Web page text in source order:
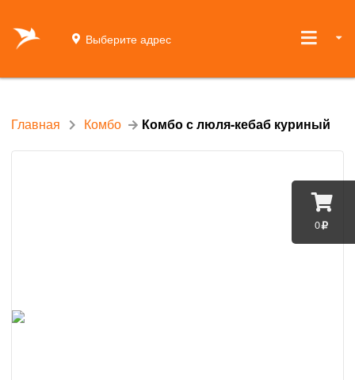
0
Выберите адрес
Главная Комбо Комбо с люля-кебаб куриный